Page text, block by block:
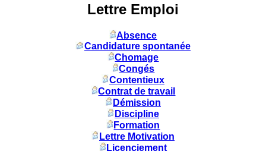
Lettre Emploi
Absence
Candidature spontanée
Chomage
Congés
Contentieux
Contrat de travail
Démission
Discipline
Formation
Lettre Motivation
Licenciement